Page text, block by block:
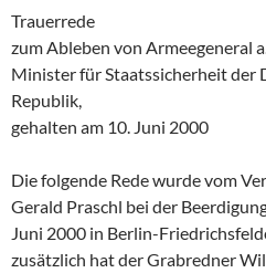
Trauerrede
zum Ableben von Armeegeneral
Minister für Staatssicherheit der
Republik,
gehalten am 10. Juni 2000
Die folgende Rede wurde vom
Gerald Praschl bei der
Juni 2000 in Berlin-
zusätzlich hat der Grabredner